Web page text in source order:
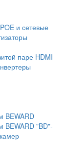
и сетевые
паре HDMI
BEWARD
BEWARD "BD"-